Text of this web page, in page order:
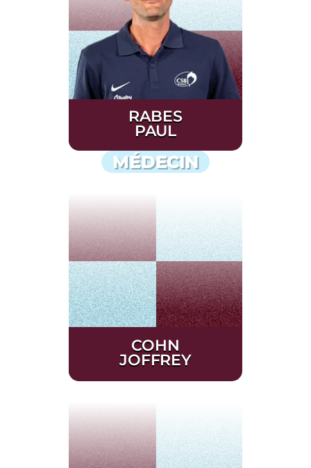
RABES
PAUL
MÉDECIN
COHN
JOFFREY